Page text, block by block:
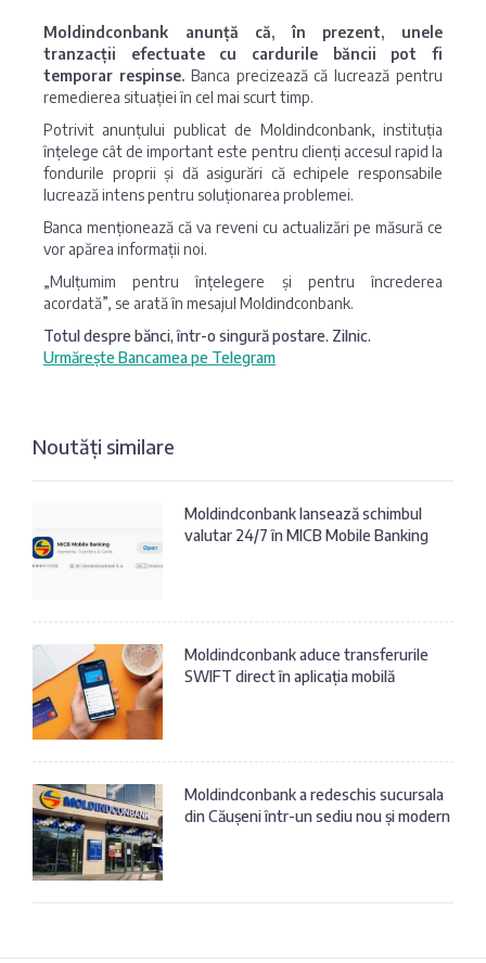
Moldindconbank anunță că, în prezent, unele
tranzacții efectuate cu cardurile băncii pot fi
temporar respinse.Banca precizează că lucrează pentru
remedierea situației în cel mai scurt timp.
Potrivit anunțului publicat de Moldindconbank, instituția
înțelege cât de important este pentru clienți accesul rapid la
fondurile proprii și dă asigurări că echipele responsabile
lucrează intens pentru soluționarea problemei.
Banca menționează că va reveni cu actualizări pe măsură ce
vor apărea informații noi.
„Mulțumim pentru înțelegere și pentru încrederea
acordată”, se arată în mesajul Moldindconbank.
Totul despre bănci, într-o singură postare. Zilnic.
Urmărește Bancamea pe Telegram
Noutăți similare
Moldindconbank lansează schimbul
valutar 24/7 în MICB Mobile Banking
Moldindconbank aduce transferurile
SWIFT direct în aplicația mobilă
Moldindconbank a redeschis sucursala
din Căușeni într-un sediu nou și modern